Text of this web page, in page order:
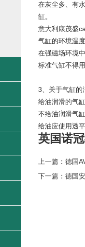
在灰尘多、有
缸。
意大利康茂盛
气缸的环境温
在强磁场环境
标准气缸不得
3、关于气缸的
给油润滑的气
不给油润滑气
给油应使用透
英国诺
上一篇： 德国
下一篇： 德国